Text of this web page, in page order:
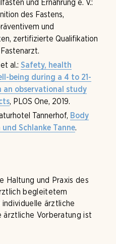
und Ernährung e. V.:
des Fastens,
und
zertifizierte Qualifikation
et al.:Safety, health
being during a 4 to 21-
an observational study
, PLOS One, 2019.
Tannerhof, Body
und Schlanke Tanne.
Haltung und Praxis des
begleitetem
ärztliche
Vorberatung ist